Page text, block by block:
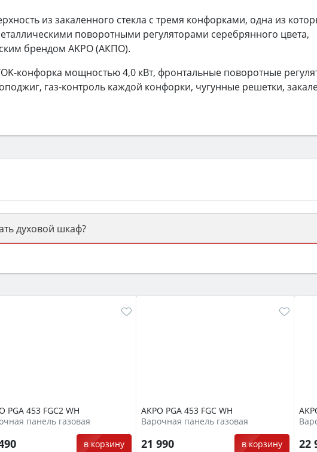
из закаленного стекла с тремя конфорками, одна из
поворотными регуляторами серебрянного цвета,
брендом AKPO (АКПО).
конфорка мощностью 4,0 кВт, фронтальные поворотные
газ-контроль каждой конфорки, чугунные решетки,
духовой шкаф?
не ниже A и нужные функции (конвекция, гриль,
PGA 453 FGC2 WH
панель газовая
в корзину
AKPO PGA 453 FGC WH
Варочная панель газовая
21 990 в корзину 22